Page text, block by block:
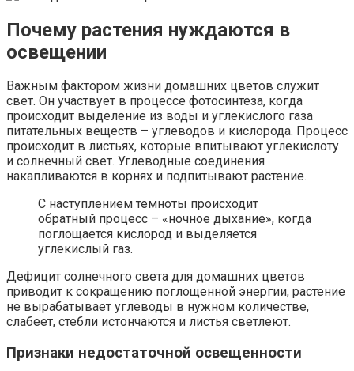
Почему растения нуждаются в
освещении
Важным фактором жизни домашних цветов служит
свет. Он участвует в процессе фотосинтеза, когда
происходит выделение из воды и углекислого газа
питательных веществ – углеводов и кислорода. Процесс
происходит в листьях, которые впитывают углекислоту
и солнечный свет. Углеводные соединения
накапливаются в корнях и подпитывают растение.
С наступлением темноты происходит
обратный процесс – «ночное дыхание», когда
поглощается кислород и выделяется
углекислый газ.
Дефицит солнечного света для домашних цветов
приводит к сокращению поглощенной энергии, растение
не вырабатывает углеводы в нужном количестве,
слабеет, стебли истончаются и листья светлеют.
Признаки недостаточной освещенности